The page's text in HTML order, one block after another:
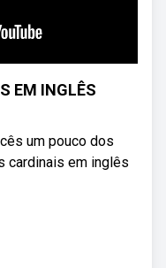
EM INGLÊS
um pouco dos
cardinais em inglês